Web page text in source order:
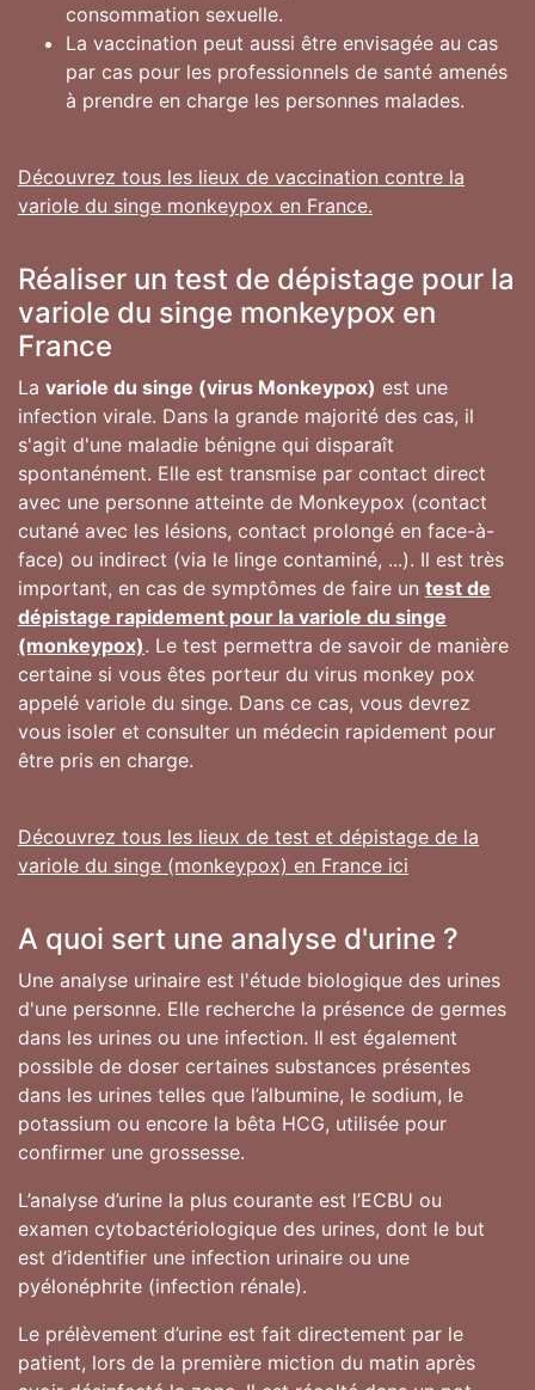
consommation sexuelle.
La vaccination peut aussi être envisagée au cas
par cas pour les professionnels de santé amenés
à prendre en charge les personnes malades.
Découvrez tous les lieux de vaccination contre la
variole du singe monkeypox en France.
Réaliser un test de dépistage pour la
variole du singe monkeypox en
France
La variole du singe (virus Monkeypox) est une
infection virale. Dans la grande majorité des cas, il
s'agit d'une maladie bénigne qui disparaît
spontanément. Elle est transmise par contact direct
avec une personne atteinte de Monkeypox (contact
cutané avec les lésions, contact prolongé en face-à-
face) ou indirect (via le linge contaminé, ...). Il est très
important, en cas de symptômes de faire un test de
dépistage rapidement pour la variole du singe
(monkeypox). Le test permettra de savoir de manière
certaine si vous êtes porteur du virus monkey pox
appelé variole du singe. Dans ce cas, vous devrez
vous isoler et consulter un médecin rapidement pour
être pris en charge.
Découvrez tous les lieux de test et dépistage de la
variole du singe (monkeypox) en France ici
A quoi sert une analyse d'urine ?
Une analyse urinaire est l'étude biologique des urines
d'une personne. Elle recherche la présence de germes
dans les urines ou une infection. Il est également
possible de doser certaines substances présentes
dans les urines telles que l’albumine, le sodium, le
potassium ou encore la bêta HCG, utilisée pour
confirmer une grossesse.
L’analyse d’urine la plus courante est l’ECBU ou
examen cytobactériologique des urines, dont le but
est d’identifier une infection urinaire ou une
pyélonéphrite (infection rénale).
Le prélèvement d’urine est fait directement par le
patient, lors de la première miction du matin après